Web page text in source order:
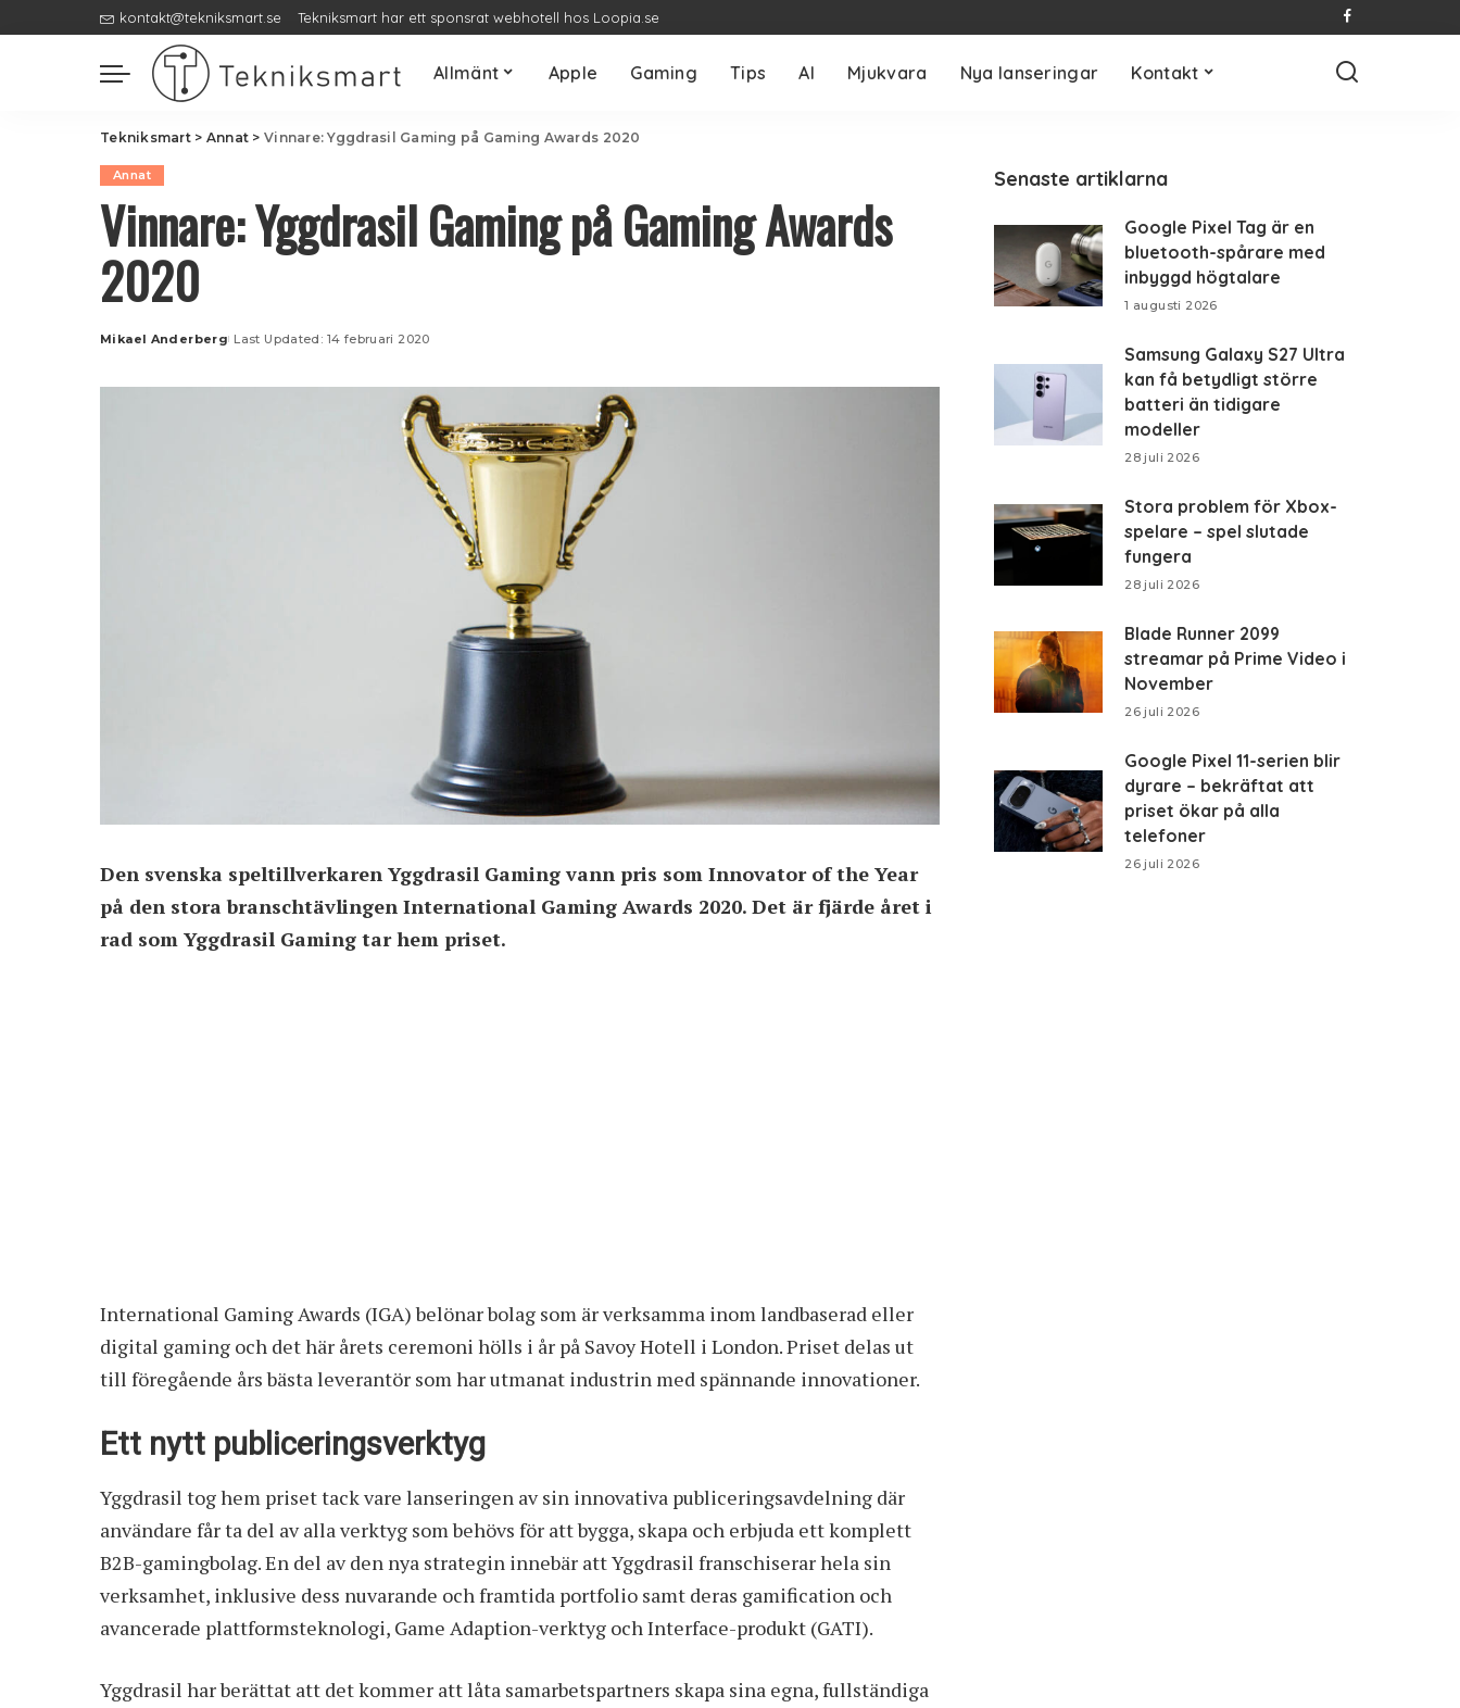
kontakt@tekniksmart.se Tekniksmart har ett sponsrat webhotell hos Loopia.se
Allmänt Apple Gaming Tips AI Mjukvara Nya lanseringar Kontakt
Tekniksmart> Annat > Vinnare: Yggdrasil Gaming på Gaming Awards 2020
Annat
Vinnare: Yggdrasil Gaming på Gaming Awards
2020
Posted
Mikael Anderberg Last Updated: 14 februari 2020
Den svenska speltillverkaren Yggdrasil Gaming vann pris som Innovator of the Year
på den stora branschtävlingen International Gaming Awards 2020. Det är fjärde året i
rad som Yggdrasil Gaming tar hem priset.
International Gaming Awards (IGA) belönar bolag som är verksamma inom landbaserad eller
digital gaming och det här årets ceremoni hölls i år på Savoy Hotell i London. Priset delas ut
till föregående års bästa leverantör som har utmanat industrin med spännande innovationer.
Ett nytt publiceringsverktyg
Yggdrasil tog hem prisettack vare lanseringen av sin innovativa publiceringsavdelning där
användare får ta del av alla verktyg som behövs för att bygga, skapa och erbjuda ett komplett
B2B-gamingbolag. En del av den nya strategin innebär att Yggdrasil franschiserar hela sin
verksamhet, inklusive dess nuvarande och framtida portfolio samt deras gamification och
avancerade plattformsteknologi, Game Adaption-verktyg och Interface-produkt (GATI).
Yggdrasil har berättat att det kommer att låta samarbetspartners skapa sina egna, fullständiga
Senaste artiklarna
Google Pixel Tag är en
bluetooth-spårare med
inbyggd högtalare
1 augusti 2026
Samsung Galaxy S27 Ultra
kan få betydligt större
batteri än tidigare
modeller
28 juli 2026
Stora problem för Xbox-
spelare – spel slutade
fungera
28 juli 2026
Blade Runner 2099
streamar på Prime Video i
November
26 juli 2026
Google Pixel 11-serien blir
dyrare – bekräftat att
priset ökar på alla
telefoner
26 juli 2026